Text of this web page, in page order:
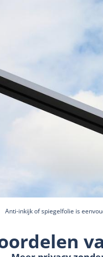
Anti-inkijk of spiegelfolie is